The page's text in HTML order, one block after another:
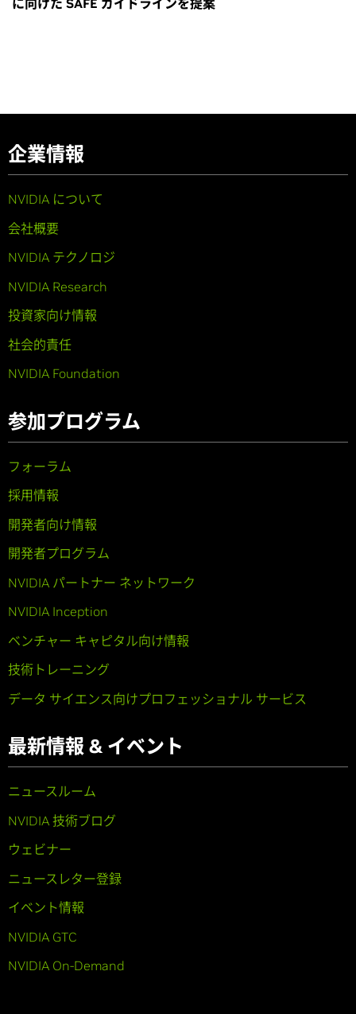
に向けた SAFE ガイドラインを提案
企業情報
NVIDIA について
会社概要
NVIDIA テクノロジ
NVIDIA Research
投資家向け情報
社会的責任
NVIDIA Foundation
参加プログラム
フォーラム
採用情報
開発者向け情報
開発者プログラム
NVIDIA パートナー ネットワーク
NVIDIA Inception
ベンチャー キャピタル向け情報
技術トレーニング
データ サイエンス向けプロフェッショナル サービス
最新情報 & イベント
ニュースルーム
NVIDIA 技術ブログ
ウェビナー
ニュースレター登録
イベント情報
NVIDIA GTC
NVIDIA On-Demand